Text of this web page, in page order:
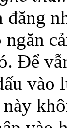
đăng
Để